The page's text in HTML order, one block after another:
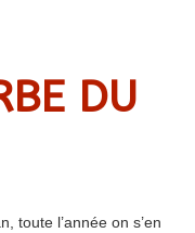
DU
toute l’année on s’en